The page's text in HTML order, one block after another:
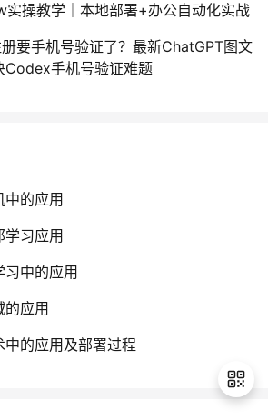
操教学｜本地部署+办公自动化实战
要手机号验证了？最新ChatGPT图文
Codex手机号验证难题
的应用
习应用
中的应用
应用
的应用及部署过程